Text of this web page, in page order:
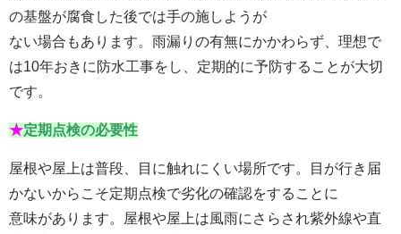
の基盤が腐食した後では手の施しようが
ない場合もあります。雨漏りの有無にかかわらず、理想で
は10年おきに防水工事をし、定期的に予防することが大切
です。
★定期点検の必要性
屋根や屋上は普段、目に触れにくい場所です。目が行き届
かないからこそ定期点検で劣化の確認をすることに
意味があります。屋根や屋上は風雨にさらされ紫外線や直